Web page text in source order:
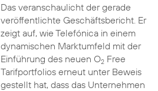
Das veranschaulicht der gerade
veröffentlichte Geschäftsbericht. Er
zeigt auf, wie Telefónica in einem
dynamischen Marktumfeld mit der
Einführung des neuen O2Free
Tarifportfolios erneut unter Beweis
gestellt hat, dass das Unternehmen